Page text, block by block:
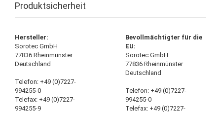
Produktsicherheit
Hersteller:
Sorotec GmbH
77836 Rheinmünster
Deutschland
Telefon: +49 (0)7227-
994255-0
Telefax: +49 (0)7227-
994255-9
Bevollmächtigter für die
EU:
Sorotec GmbH
77836 Rheinmünster
Deutschland
Telefon: +49 (0)7227-
994255-0
Telefax: +49 (0)7227-